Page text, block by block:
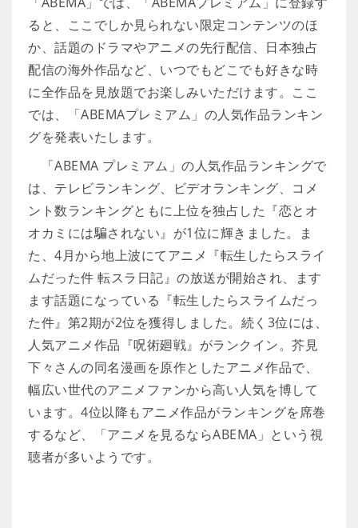
ると、ここでしか見られない限定コンテンツのほ
か、話題のドラマやアニメの先行配信、日本独占
配信の海外作品など、いつでもどこでも好きな時
に全作品を見放題でお楽しみいただけます。ここ
では、「ABEMAプレミアム」の人気作品ランキン
グを発表いたします。
「ABEMA プレミアム」の人気作品ランキングで
は、テレビランキング、ビデオランキング、コメ
ント数ランキングともに上位を独占した『恋とオ
オカミには騙されない』が1位に輝きました。ま
た、4月から地上波にてアニメ『転生したらスライ
ムだった件 転スラ日記』の放送が開始され、ます
ます話題になっている『転生したらスライムだっ
た件』第2期が2位を獲得しました。続く3位には、
人気アニメ作品『呪術廻戦』がランクイン。芥見
下々さんの同名漫画を原作としたアニメ作品で、
幅広い世代のアニメファンから高い人気を博して
います。4位以降もアニメ作品がランキングを席巻
するなど、「アニメを見るならABEMA」という視
聴者が多いようです。